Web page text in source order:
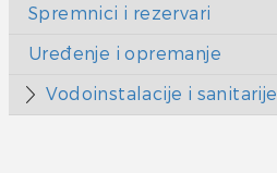
Spremnici i rezervari
Uređenje i opremanje
Vodoinstalacije i sanitarije